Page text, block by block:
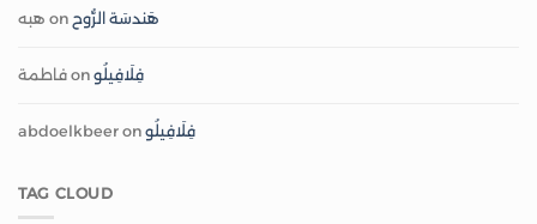
هبه on هَندسَة الرُّوح
فاطمة on فِلَافِيلُو
abdoelkbeer on فِلَافِيلُو
TAG CLOUD